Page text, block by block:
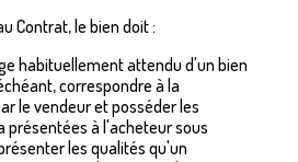
Contrat, le bien doit :
habituellement attendu d'un bien
correspondre à la
le vendeur et posséder les
présentées à l'acheteur sous
les qualités qu'un